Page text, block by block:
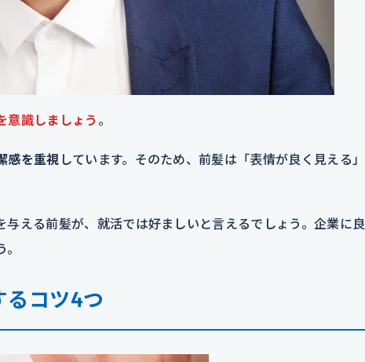
意識しましょう 。
感を重視 しています。そのため、前髪は「表情が良く見える」
える前髪が、就活では好ましいと言えるでしょう。企業に良
るコツ4つ